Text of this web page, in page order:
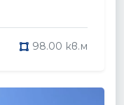
98.00 кв.м